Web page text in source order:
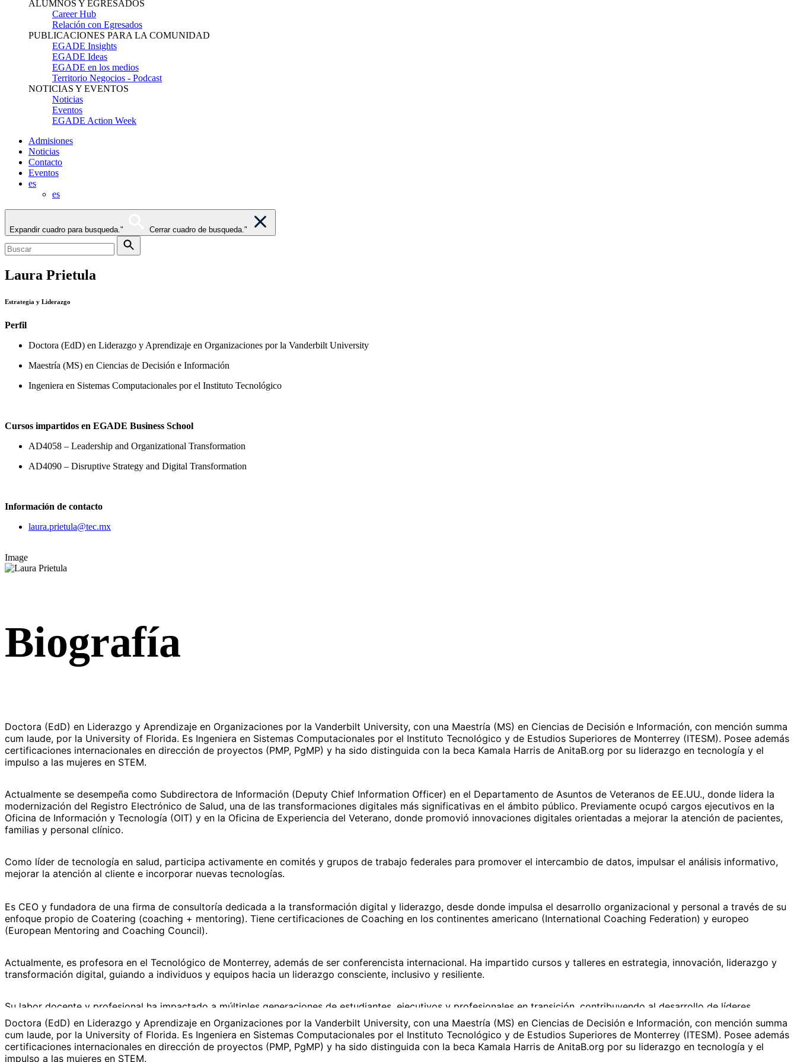
ALUMNOS Y EGRESADOS
Career Hub
Relación con Egresados
PUBLICACIONES PARA LA COMUNIDAD
EGADE Insights
EGADE Ideas
EGADE en los medios
Territorio Negocios - Podcast
NOTICIAS Y EVENTOS
Noticias
Eventos
EGADE Action Week
Admisiones
Noticias
Contacto
Eventos
es
es
Expandir cuadro para busqueda." Cerrar cuadro de busqueda."
Laura Prietula
Estrategia y Liderazgo
Perfil
Doctora (EdD) en Liderazgo y Aprendizaje en Organizaciones por la Vanderbilt University
Maestría (MS) en Ciencias de Decisión e Información
Ingeniera en Sistemas Computacionales por el Instituto Tecnológico
Cursos impartidos en EGADE Business School
AD4058 – Leadership and Organizational Transformation
AD4090 – Disruptive Strategy and Digital Transformation
Información de contacto
laura.prietula@tec.mx
Image
Biografía
Doctora (EdD) en Liderazgo y Aprendizaje en Organizaciones por la Vanderbilt University, con una Maestría (MS) en Ciencias de Decisión e Información, con mención summa
cum laude, por la University of Florida. Es Ingeniera en Sistemas Computacionales por el Instituto Tecnológico y de Estudios Superiores de Monterrey (ITESM). Posee además
certificaciones internacionales en dirección de proyectos (PMP, PgMP) y ha sido distinguida con la beca Kamala Harris de AnitaB.org por su liderazgo en tecnología y el
impulso a las mujeres en STEM.
Actualmente se desempeña como Subdirectora de Información (Deputy Chief Information Officer) en el Departamento de Asuntos de Veteranos de EE.UU., donde lidera la
modernización del Registro Electrónico de Salud, una de las transformaciones digitales más significativas en el ámbito público. Previamente ocupó cargos ejecutivos en la
Oficina de Información y Tecnología (OIT) y en la Oficina de Experiencia del Veterano, donde promovió innovaciones digitales orientadas a mejorar la atención de pacientes,
familias y personal clínico.
Como líder de tecnología en salud, participa activamente en comités y grupos de trabajo federales para promover el intercambio de datos, impulsar el análisis informativo,
mejorar la atención al cliente e incorporar nuevas tecnologías.
Es CEO y fundadora de una firma de consultoría dedicada a la transformación digital y liderazgo, desde donde impulsa el desarrollo organizacional y personal a través de su
enfoque propio de Coatering (coaching + mentoring). Tiene certificaciones de Coaching en los continentes americano (International Coaching Federation) y europeo
(European Mentoring and Coaching Council).
Actualmente, es profesora en el Tecnológico de Monterrey, además de ser conferencista internacional. Ha impartido cursos y talleres en estrategia, innovación, liderazgo y
transformación digital, guiando a individuos y equipos hacia un liderazgo consciente, inclusivo y resiliente.
Su labor docente y profesional ha impactado a múltiples generaciones de estudiantes, ejecutivos y profesionales en transición, contribuyendo al desarrollo de líderes
inclusivos y al fortalecimiento del papel de la mujer en la ciencia, la tecnología y la innovación.
Su trayectoria no se limita al sector público: ha colaborado en industrias de salud, manufactura, finanzas y servicios desde 1993, aportando innovación disruptiva, sinergias
Doctora (EdD) en Liderazgo y Aprendizaje en Organizaciones por la Vanderbilt University, con una Maestría (MS) en Ciencias de Decisión e Información, con mención summa
cum laude, por la University of Florida. Es Ingeniera en Sistemas Computacionales por el Instituto Tecnológico y de Estudios Superiores de Monterrey (ITESM). Posee además
certificaciones internacionales en dirección de proyectos (PMP, PgMP) y ha sido distinguida con la beca Kamala Harris de AnitaB.org por su liderazgo en tecnología y el
impulso a las mujeres en STEM.